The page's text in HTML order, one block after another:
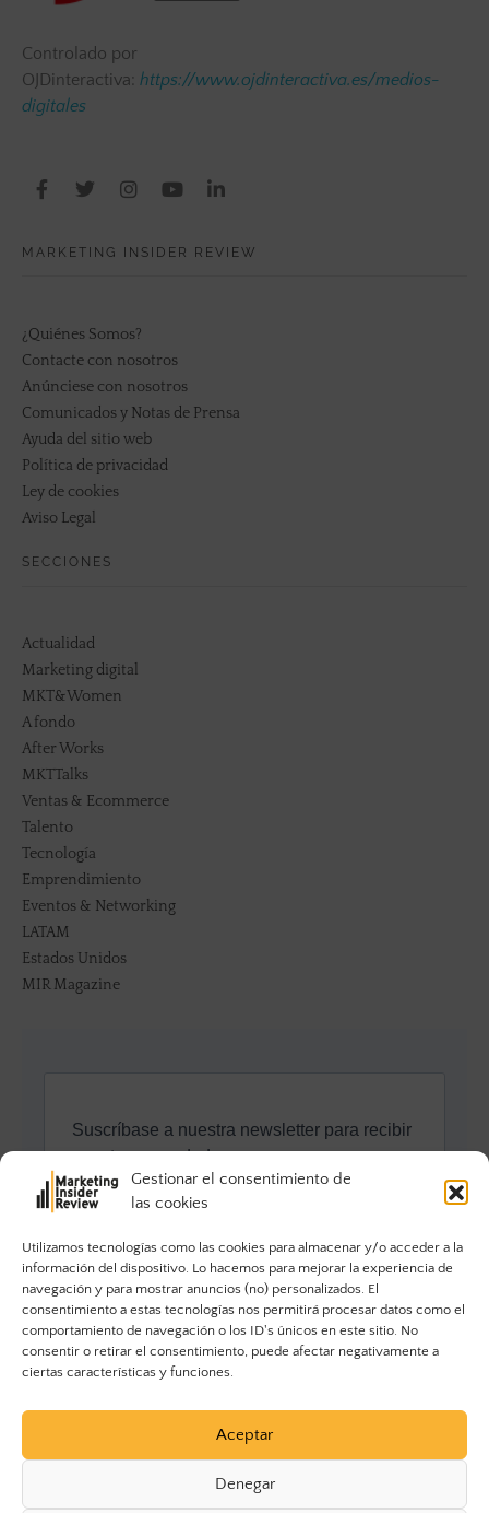
Gestionar el consentimiento de
las cookies
Utilizamos tecnologías como las cookies para almacenar y/o acceder a la
información del dispositivo. Lo hacemos para mejorar la experiencia de
navegación y para mostrar anuncios (no) personalizados. El
consentimiento a estas tecnologías nos permitirá procesar datos como el
comportamiento de navegación o los ID's únicos en este sitio. No
consentir o retirar el consentimiento, puede afectar negativamente a
ciertas características y funciones.
Aceptar
Denegar
Controlado por
OJDinteractiva: https://www.ojdinteractiva.es/medios-
digitales
MARKETING INSIDER REVIEW
¿Quiénes Somos?
Contacte con nosotros
Anúnciese con nosotros
Comunicados y Notas de Prensa
Ayuda del sitio web
Política de privacidad
Ley de cookies
Aviso Legal
SECCIONES
Actualidad
Marketing digital
MKT&Women
A fondo
After Works
MKTTalks
Ventas & Ecommerce
Talento
Tecnología
Emprendimiento
Eventos & Networking
LATAM
Estados Unidos
MIR Magazine